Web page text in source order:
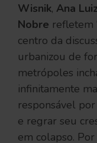
Wisnik, Ana
Nobre refletem
centro da
urbanizou de
metrópoles
infinitamente
responsável
e regrar seu
em colapso.